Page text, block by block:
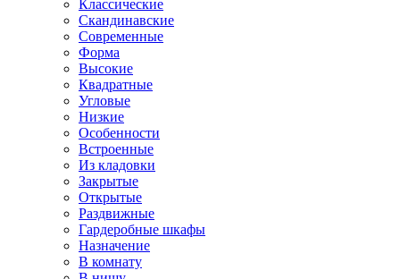
Классические
Скандинавские
Современные
Форма
Высокие
Квадратные
Угловые
Низкие
Особенности
Встроенные
Из кладовки
Закрытые
Открытые
Раздвижные
Гардеробные шкафы
Назначение
В комнату